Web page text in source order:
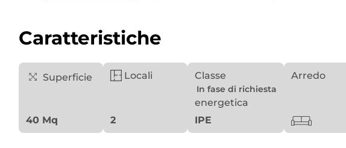
Caratteristiche
Superficie
40 Mq
Locali
2
Classe
In fase di richiesta
energetica
IPE
Arredo